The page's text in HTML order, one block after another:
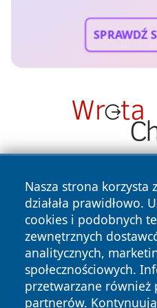
SPRAWDŹ
Nasza strona korzysta
działała prawidłowo.
cookies i podobnych
zewnętrznych
analitycznych,
społecznościowych.
przetwarzane również
partnerów.
Copyright © 2026 24slupsk.pl
Polityka